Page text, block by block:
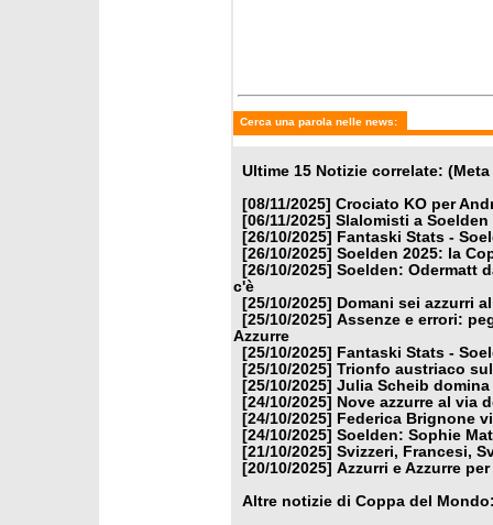
Cerca una parola nelle news:
Ultime 15 Notizie correlate:
[08/11/2025] Crociato KO per
[06/11/2025] Slalomisti a
[26/10/2025]
Fantaski Stats -
[26/10/2025] Soelden 2025: la
[26/10/2025] Soelden: Odermatt
c'è
[25/10/2025]
Domani sei azzurri
[25/10/2025] Assenze e errori:
Azzurre
[25/10/2025]
Fantaski Stats -
[25/10/2025] Trionfo austriaco
[25/10/2025] Julia Scheib
[24/10/2025] Nove azzurre al via
[24/10/2025]
Federica Brignone
[24/10/2025] Soelden: Sophie
[21/10/2025] Svizzeri, Francesi,
[20/10/2025] Azzurri e Azzurre
Altre notizie di Coppa del